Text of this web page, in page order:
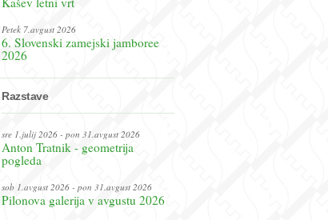
Petek 7.avgust 2026
6. Slovenski zamejski jamboree
2026
Razstave
sre 1.julij 2026 - pon 31.avgust 2026
Anton Tratnik - geometrija
pogleda
sob 1.avgust 2026 - pon 31.avgust 2026
Pilonova galerija v avgustu 2026